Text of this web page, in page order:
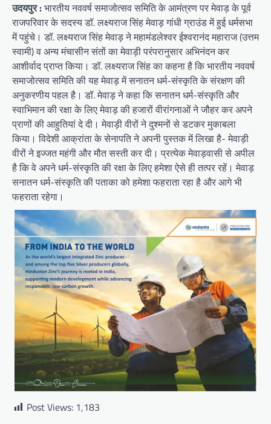
उदयपुर :भारतीय नववर्ष समाजोत्सव समिति के आमंत्रण पर मेवाड़ के पूर्व
राजपरिवार के सदस्य डॉ. लक्ष्यराज सिंह मेवाड़ गांधी ग्राउंड में हुई धर्मसभा
में पहुंचे। डॉ. लक्ष्यराज सिंह मेवाड़ ने महामंडलेश्वर ईश्वरानंद महाराज (उत्तम
स्वामी) व अन्य मंचासीन संतों का मेवाड़ी परंपरानुसार अभिनंदन कर
आशीर्वाद प्राप्त किया। डाॅ. लक्ष्यराज सिंह का कहना है कि भारतीय नववर्ष
समाजोत्सव समिति की यह मेवाड़ में सनातन धर्म-संस्कृति के संरक्षण की
अनुकरणीय पहल है। डॉ. मेवाड़ ने कहा कि सनातन धर्म-संस्कृति और
स्वाभिमान की रक्षा के लिए मेवाड़ की हजारों वीरांगनाओं ने जौहर कर अपने
प्राणों की आहुतियां दे दी। मेवाड़ी वीरों ने दुश्मनों से डटकर मुकाबला
किया। विदेशी आक्रांता के सेनापति ने अपनी पुस्तक में लिखा है- मेवाड़ी
वीरों ने इज्जत महंगी और मौत सस्ती कर दी। प्रत्येक मेवाड़वासी से अपील
है कि वे अपने धर्म-संस्कृति की रक्षा के लिए हमेशा ऐसे ही तत्पर रहें। मेवाड़
सनातन धर्म-संस्कृति की पताका को हमेशा फहराता रहा है और आगे भी
फहराता रहेगा।
Post Views: 1,183